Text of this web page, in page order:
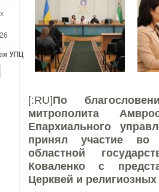
[:RU]По
митрополита
Епархиального
принял участие во
областной
Коваленко с
Церквей и религиозных